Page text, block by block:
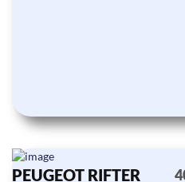
PEUGEOT RIFTER